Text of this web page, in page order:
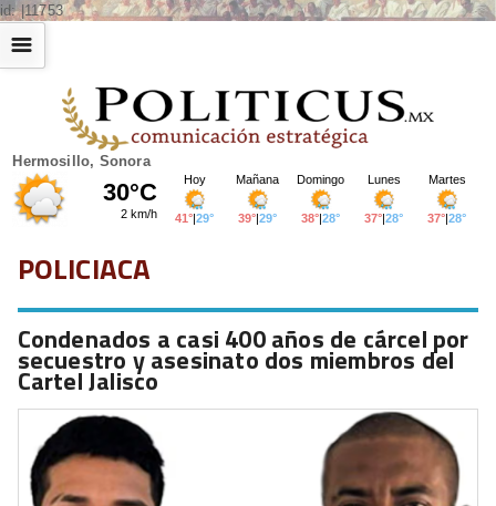
id: |11753
Hermosillo, Sonora
☰
POLICIACA
Condenados a casi 400 años de cárcel por
secuestro y asesinato dos miembros del
Cartel Jalisco